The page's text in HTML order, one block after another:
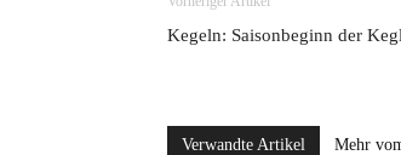
Kegeln: Saisonbeginn der
Verwandte Artikel Mehr